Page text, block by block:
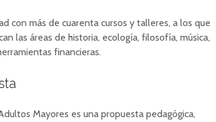
con más de cuarenta cursos y talleres, a los que
las áreas de historia, ecología, filosofía, música,
financieras.
Mayores es una propuesta pedagógica,